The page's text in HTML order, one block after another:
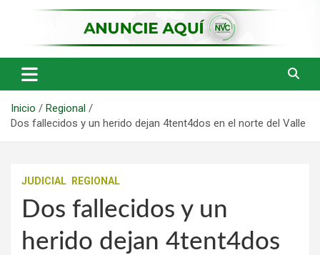
NVC Noticias
Inicio
Regional
Dos fallecidos y un herido dejan 4tent4dos en el norte del Valle
JUDICIAL REGIONAL
Dos fallecidos y un
herido dejan 4tent4dos